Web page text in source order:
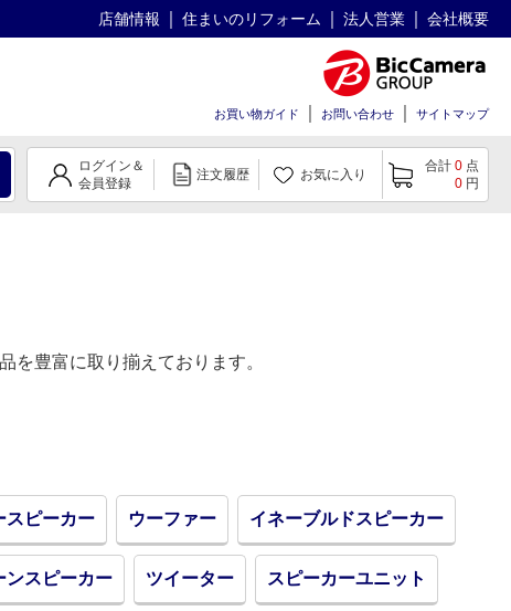
店舗情報 住まいのリフォーム 法人営業 会社概要
お買い物ガイド お問い合わせ サイトマップ
ログイン＆
会員登録
注文履歴 お気に入り
合計 0 点
0 円
を豊富に取り揃えております。
スピーカー ウーファー イネーブルドスピーカー
ンスピーカー ツイーター スピーカーユニット